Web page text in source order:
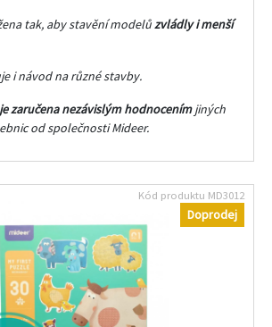
tak, aby stavění modelů zvládly i menší
i návod na různé stavby.
zaručena nezávislým hodnocenímjiných
od společnosti Mideer.
Doprodej
Kód produktu MD3012